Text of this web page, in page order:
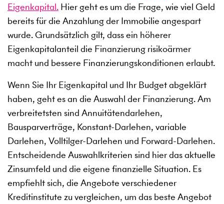
Eigenkapital. Hier geht es um die Frage, wie viel Geld
bereits für die Anzahlung der Immobilie angespart
wurde. Grundsätzlich gilt, dass ein höherer
Eigenkapitalanteil die Finanzierung risikoärmer
macht und bessere Finanzierungskonditionen erlaubt.
Wenn Sie Ihr Eigenkapital und Ihr Budget abgeklärt
haben, geht es an die Auswahl der Finanzierung. Am
verbreitetsten sind Annuitätendarlehen,
Bausparverträge, Konstant-Darlehen, variable
Darlehen, Volltilger-Darlehen und Forward-Darlehen.
Entscheidende Auswahlkriterien sind hier das aktuelle
Zinsumfeld und die eigene finanzielle Situation. Es
empfiehlt sich, die Angebote verschiedener
Kreditinstitute zu vergleichen, um das beste Angebot